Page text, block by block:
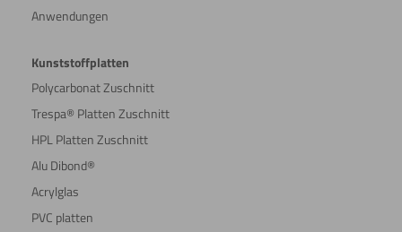
Anwendungen
Kunststoffplatten
Polycarbonat Zuschnitt
Trespa® Platten Zuschnitt
HPL Platten Zuschnitt
Alu Dibond®
Acrylglas
PVC platten